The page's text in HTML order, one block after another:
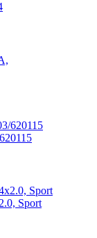
Sport